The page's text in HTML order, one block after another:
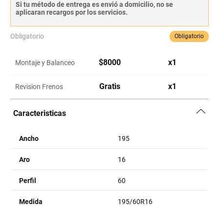
Si tu método de entrega es envió a domicilio, no se
aplicaran recargos por los servicios.
Obligatorio Obligatorio
Montaje y Balanceo $8000 x1
Revision Frenos Gratis x1
Caracteristicas
Ancho 195
Aro 16
Perfil 60
Medida 195/60R16